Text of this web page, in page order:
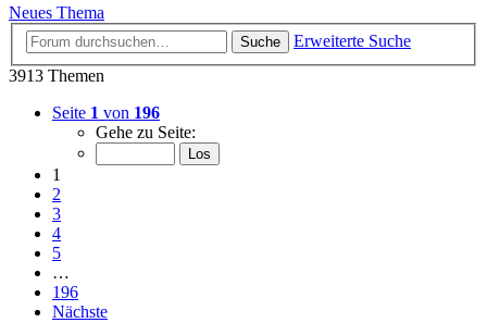
Neues Thema
Suche
Erweiterte Suche
3913 Themen
Seite 1 von 196
Gehe zu Seite:
1
2
3
4
5
…
196
Nächste